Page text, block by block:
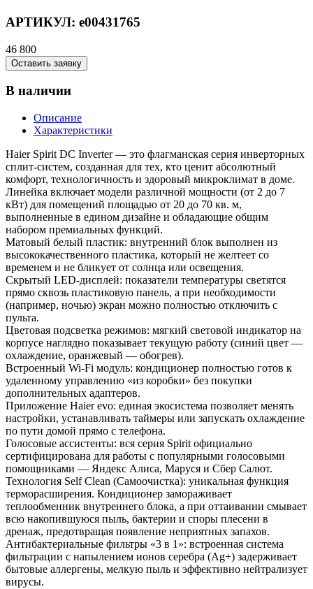
АРТИКУЛ: e00431765
46 800
Оставить заявку
В наличии
Описание
Характеристики
Haier Spirit DC Inverter — это флагманская серия инверторных
сплит-систем, созданная для тех, кто ценит абсолютный
комфорт, технологичность и здоровый микроклимат в доме.
Линейка включает модели различной мощности (от 2 до 7
кВт) для помещений площадью от 20 до 70 кв. м,
выполненные в едином дизайне и обладающие общим
набором премиальных функций.
Матовый белый пластик: внутренний блок выполнен из
высококачественного пластика, который не желтеет со
временем и не бликует от солнца или освещения.
Скрытый LED-дисплей: показатели температуры светятся
прямо сквозь пластиковую панель, а при необходимости
(например, ночью) экран можно полностью отключить с
пульта.
Цветовая подсветка режимов: мягкий световой индикатор на
корпусе наглядно показывает текущую работу (синий цвет —
охлаждение, оранжевый — обогрев).
Встроенный Wi-Fi модуль: кондиционер полностью готов к
удаленному управлению «из коробки» без покупки
дополнительных адаптеров.
Приложение Haier evo: единая экосистема позволяет менять
настройки, устанавливать таймеры или запускать охлаждение
по пути домой прямо с телефона.
Голосовые ассистенты: вся серия Spirit официально
сертифицирована для работы с популярными голосовыми
помощниками — Яндекс Алиса, Маруся и Сбер Салют.
Технология Self Clean (Самоочистка): уникальная функция
терморасширения. Кондиционер замораживает
теплообменник внутреннего блока, а при оттаивании смывает
всю накопившуюся пыль, бактерии и споры плесени в
дренаж, предотвращая появление неприятных запахов.
Антибактериальные фильтры «3 в 1»: встроенная система
фильтрации с напылением ионов серебра (Ag+) задерживает
бытовые аллергены, мелкую пыль и эффективно нейтрализует
вирусы.